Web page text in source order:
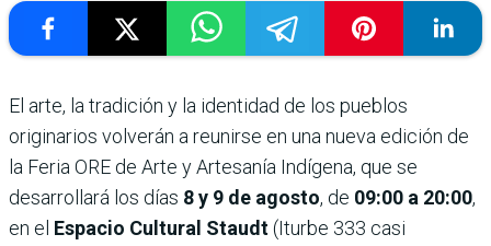
El arte, la tradición y la identidad de los pueblos
originarios volverán a reunirse en una nueva edición de
la Feria ORE de Arte y Artesanía Indígena, que se
desarrollará los días 8 y 9 de agosto, de 09:00 a 20:00,
en el Espacio Cultural Staudt(Iturbe 333 casi